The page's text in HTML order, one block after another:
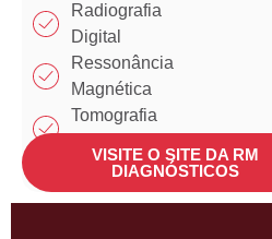
Radiografia
Digital
Ressonância
Magnética
Tomografia
Ultrassonografia
VISITE O SITE DA RM
DIAGNÓSTICOS